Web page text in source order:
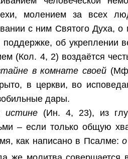
молением за всех
с ним Святого Духа,
об укреплении
(Кол. 4, 2) воздаётся
в комнате своей
в церкви, во
дары.
истине (Ин. 4, 23), из
– если только общую
как написано в Псалме: